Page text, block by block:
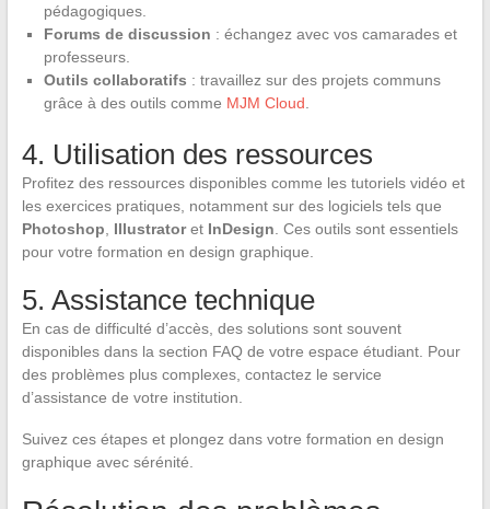
pédagogiques.
Forums de discussion : échangez avec vos camarades et
professeurs.
Outils collaboratifs : travaillez sur des projets communs
grâce à des outils comme MJM Cloud
4. Utilisation des ressources
Profitez des ressources disponibles comme les tutoriels vidéo et
les exercices pratiques, notamment sur des logiciels tels que
Photoshop
Illustratoret InDesign . Ces outils sont essentiels
pour votre formation en design graphique.
5. Assistance technique
En cas de difficulté d’accès, des solutions sont souvent
disponibles dans la section FAQ de votre espace étudiant. Pour
des problèmes plus complexes, contactez le service
d’assistance de votre institution.
Suivez ces étapes et plongez dans votre formation en design
graphique avec sérénité.